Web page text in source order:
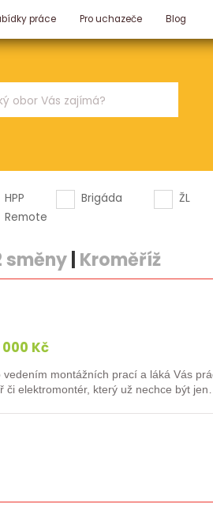
práce Pro uchazeče Blog
HPP
Brigáda ŽL
Remote
směny| Kroměříž
000 Kč
montážních prací a láká Vás
elektromontér, který už nechce být jen